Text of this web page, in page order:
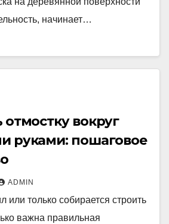
начинает…
отмостку вокруг
руками: пошаговое
ADMIN
или только собирается строить
важна правильная